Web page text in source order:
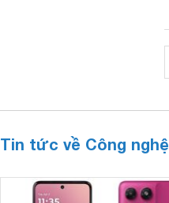
Tin tức về Công nghệ